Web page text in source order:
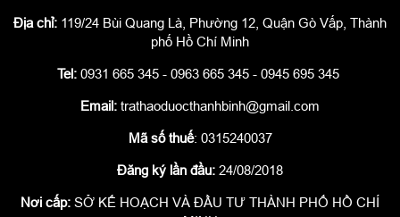
Địa chỉ: 119/24 Bùi Quang Là, Phường 12, Quận Gò Vấp, Thành
phố Hồ Chí Minh
Tel: 0931 665 345 - 0963 665 345 - 0945 695 345
Email: trathaoduocthanhbinh@gmail.com
Mã số thuế: 0315240037
Đăng ký lần đầu: 24/08/2018
Nơi cấp: SỞ KẾ HOẠCH VÀ ĐẦU TƯ THÀNH PHỐ HỒ CHÍ